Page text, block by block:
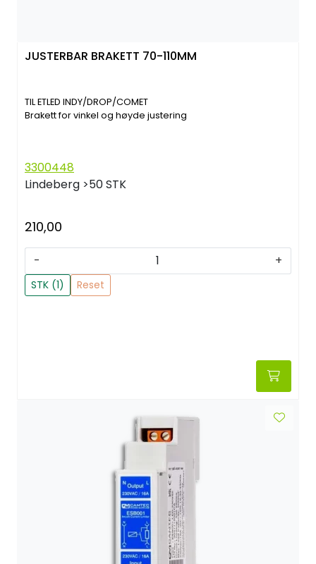
JUSTERBAR BRAKETT 70-110MM
TIL ETLED INDY/DROP/COMET
Brakett for vinkel og høyde justering
3300448
Lindeberg >50 STK
210,00
- +
STK (1) Reset